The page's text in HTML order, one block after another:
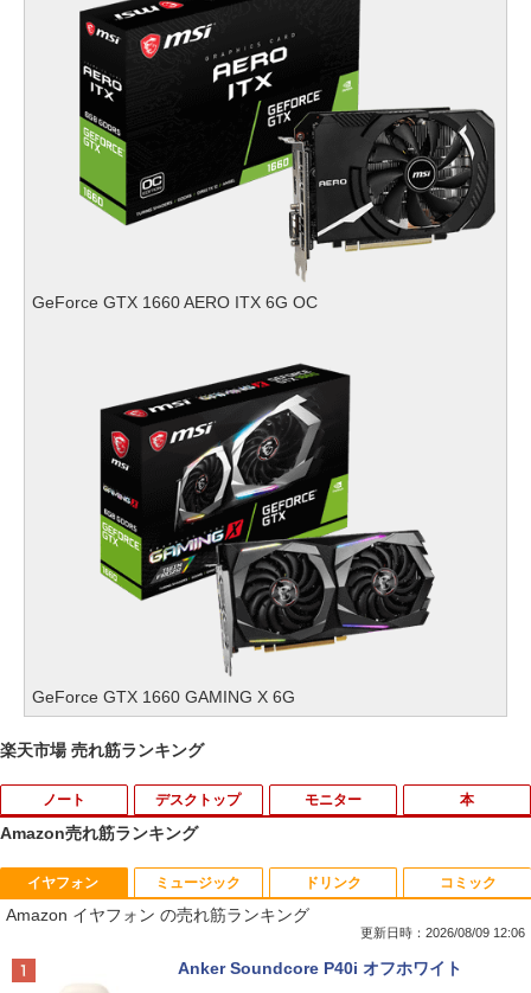
GeForce GTX 1660 AERO ITX 6G OC
GeForce GTX 1660 GAMING X 6G
楽天市場 売れ筋ランキング
ノート
1
【今だけ】全品ポイント10倍 お買い物マ
ラソン★8/4～8/11★【2031年6月までO
S更新可能】dynabook Chromebook C
4GB eMM搭載 Google ChromeOS 中古
デスクトップ
1 キヤノン 9967B001
モニター
1
【送料無料】TF: I-O DATA☆LCD-MF24
4EDSW 液晶モニター 23.8インチ ワイド
ノングレア スピーカー搭載 [23.8インチ]
ディスプレイ 中古モニター /24型 ワイド
本
1
夢をかなえるゾウ 子ども版1 おかしな
神様ガネーシャとひみつの教え [ 水野敬
￥1,650
Amazon売れ筋ランキング
イヤフォン
Amazon イヤフォン の売れ筋ランキング
更新日時：2026/08/09 12:06
Anker Soundcore P40i オフホワイト
ミュージック ドリンク コミック